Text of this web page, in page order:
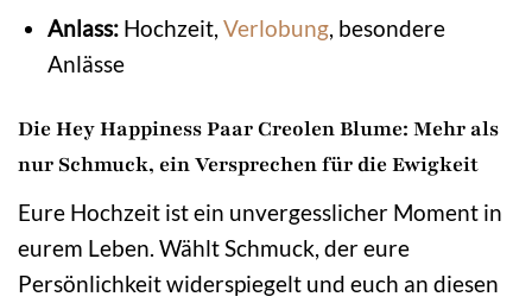
Anlass:Hochzeit, Verlobung, besondere
Anlässe
Die Hey Happiness Paar Creolen Blume: Mehr als
nur Schmuck, ein Versprechen für die Ewigkeit
Eure Hochzeit ist ein unvergesslicher Moment in
eurem Leben. Wählt Schmuck, der eure
Persönlichkeit widerspiegelt und euch an diesen